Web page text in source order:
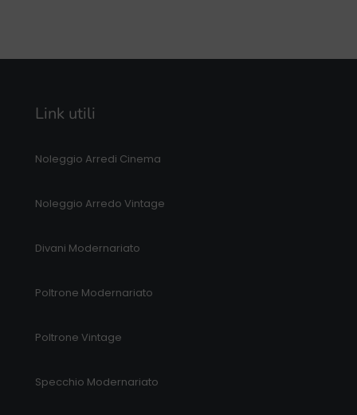
Link utili
Noleggio Arredi Cinema
Noleggio Arredo Vintage
Divani Modernariato
Poltrone Modernariato
Poltrone Vintage
Specchio Modernariato